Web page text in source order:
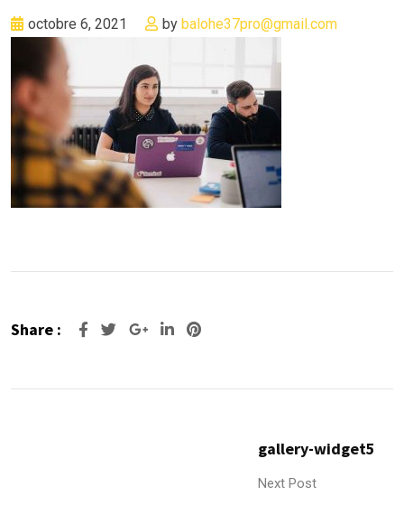
octobre 6, 2021 by balohe37pro@gmail.com
Share : Google+LinkedIn
Pinterest
gallery-widget5
Next Post